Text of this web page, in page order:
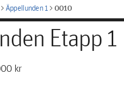
Äppellunden 1chevron_right0010
Etapp 1
kr